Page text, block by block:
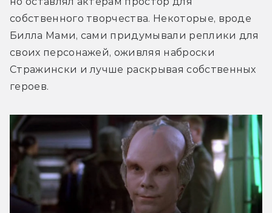
собственного творчества. Некоторые, вроде
Билла Мами, сами придумывали реплики для
своих персонажей, оживляя наброски
Стражински и лучше раскрывая собственных
героев.